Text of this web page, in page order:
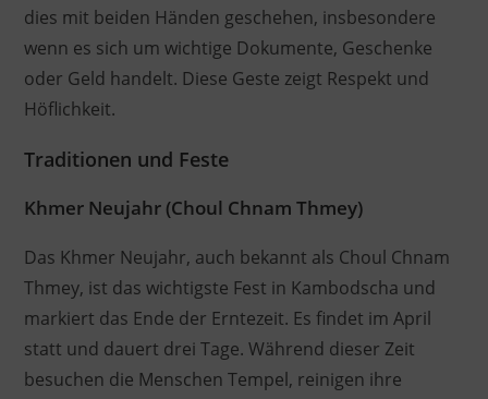
dies mit beiden Händen geschehen, insbesondere
wenn es sich um wichtige Dokumente, Geschenke
oder Geld handelt. Diese Geste zeigt Respekt und
Höflichkeit.
Traditionen und Feste
Khmer Neujahr (Choul Chnam Thmey)
Das Khmer Neujahr, auch bekannt als Choul Chnam
Thmey, ist das wichtigste Fest in Kambodscha und
markiert das Ende der Erntezeit. Es findet im April
statt und dauert drei Tage. Während dieser Zeit
besuchen die Menschen Tempel, reinigen ihre